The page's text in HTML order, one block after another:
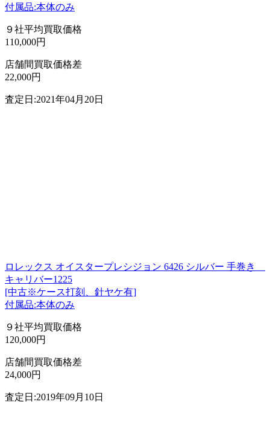
付属品:本体のみ
９社平均買取価格
110,000円
店舗間買取価格差
22,000円
査定日:2021年04月20日
ロレックス オイスタープレシジョン 6426 シルバー 手巻き
キャリバー1225
[中古※ケース打刻、針ヤケ有]
付属品:本体のみ
９社平均買取価格
120,000円
店舗間買取価格差
24,000円
査定日:2019年09月10日